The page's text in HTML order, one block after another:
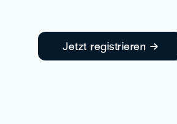
Jetzt registrieren →